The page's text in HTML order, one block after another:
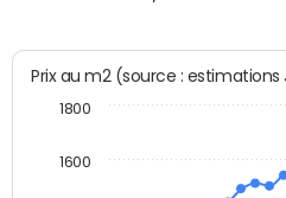
Prix au m2 (source :
1600
1800